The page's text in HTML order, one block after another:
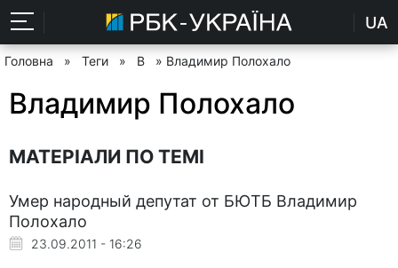
UA
Головна » Теги » В » Владимир Полохало
Владимир Полохало
МАТЕРІАЛИ ПО ТЕМІ
Умер народный депутат от БЮТБ Владимир
Полохало
23.09.2011 - 16:26